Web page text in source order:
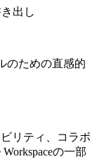
出し
のための直感的
リティ、コラボ
の一部